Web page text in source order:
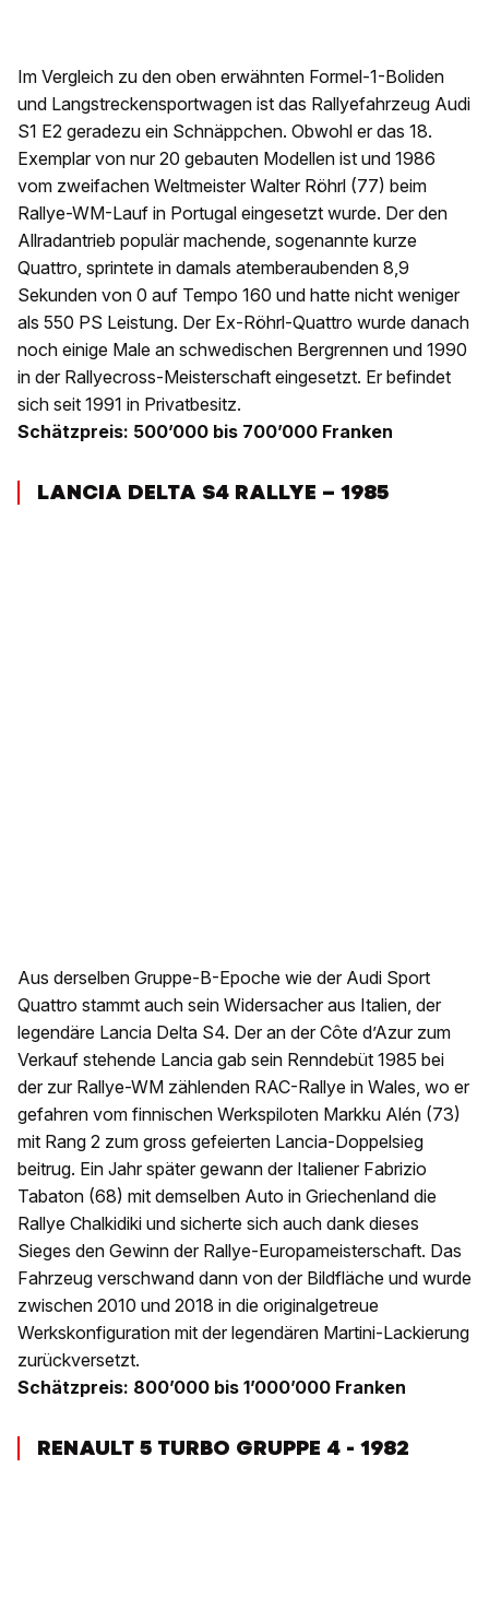
Im Vergleich zu den oben erwähnten Formel-1-Boliden
und Langstreckensportwagen ist das Rallyefahrzeug Audi
S1 E2 geradezu ein Schnäppchen. Obwohl er das 18.
Exemplar von nur 20 gebauten Modellen ist und 1986
vom zweifachen Weltmeister Walter Röhrl (77) beim
Rallye-WM-Lauf in Portugal eingesetzt wurde. Der den
Allradantrieb populär machende, sogenannte kurze
Quattro, sprintete in damals atemberaubenden 8,9
Sekunden von 0 auf Tempo 160 und hatte nicht weniger
als 550 PS Leistung. Der Ex-Röhrl-Quattro wurde danach
noch einige Male an schwedischen Bergrennen und 1990
in der Rallyecross-Meisterschaft eingesetzt. Er befindet
sich seit 1991 in Privatbesitz.
Schätzpreis: 500’000 bis 700’000 Franken
LANCIA DELTA S4 RALLYE – 1985
Aus derselben Gruppe-B-Epoche wie der Audi Sport
Quattro stammt auch sein Widersacher aus Italien, der
legendäre Lancia Delta S4. Der an der Côte d’Azur zum
Verkauf stehende Lancia gab sein Renndebüt 1985 bei
der zur Rallye-WM zählenden RAC-Rallye in Wales, wo er
gefahren vom finnischen Werkspiloten Markku Alén (73)
mit Rang 2 zum gross gefeierten Lancia-Doppelsieg
beitrug. Ein Jahr später gewann der Italiener Fabrizio
Tabaton (68) mit demselben Auto in Griechenland die
Rallye Chalkidiki und sicherte sich auch dank dieses
Sieges den Gewinn der Rallye-Europameisterschaft. Das
Fahrzeug verschwand dann von der Bildfläche und wurde
zwischen 2010 und 2018 in die originalgetreue
Werkskonfiguration mit der legendären Martini-Lackierung
zurückversetzt.
Schätzpreis: 800’000 bis 1’000’000 Franken
RENAULT 5 TURBO GRUPPE 4 - 1982